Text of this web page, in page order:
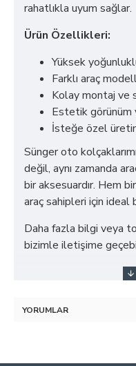
rahatlıkla uyum sağlar.
Ürün Özellikleri:
Yüksek
Farklı araç
Kolay montaj ve
Estetik görünüm
İsteğe özel
Sünger oto
değil, aynı zamanda
bir aksesuardır. Hem
araç sahipleri için ideal
Daha fazla bilgi veya
bizimle iletişime
YORUMLAR